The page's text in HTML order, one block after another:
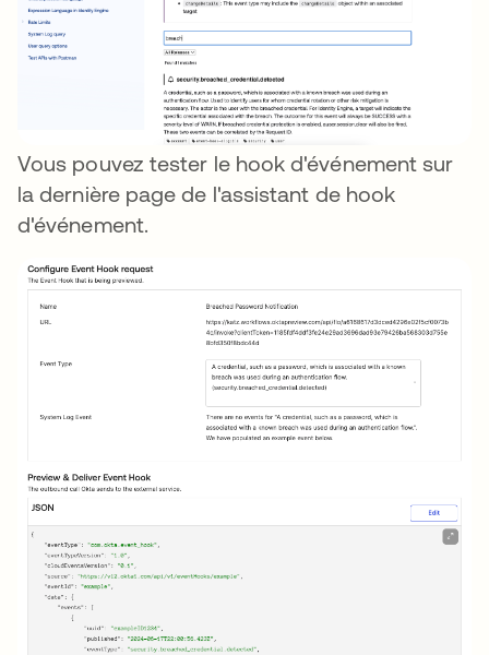
Vous pouvez tester le hook d'événement sur
la dernière page de l'assistant de hook
d'événement.